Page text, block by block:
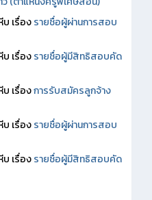
เรื่องรายชื่อผู้ผ่านการสอบ
เรื่องรายชื่อผู้มีสิทธิสอบคัด
เรื่องการรับสมัครลูกจ้าง
เรื่องรายชื่อผู้ผ่านการสอบ
เรื่องรายชื่อผู้มีสิทธิสอบคัด